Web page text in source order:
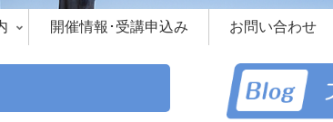
開催情報･受講申込み お問い合わせ